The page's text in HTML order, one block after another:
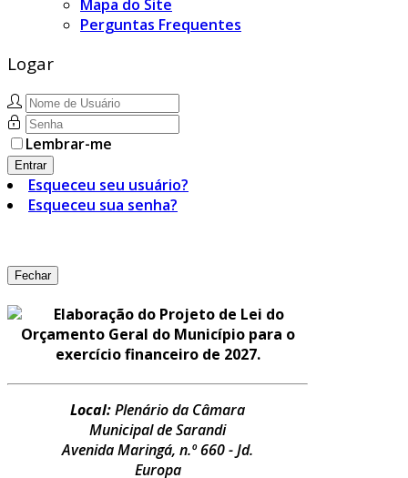
Mapa do Site
Perguntas Frequentes
Logar
Lembrar-me
Entrar
Esqueceu seu usuário?
Esqueceu sua senha?
Fechar
Elaboração do Projeto de Lei do
Orçamento Geral do Município para o
exercício financeiro de 2027.
Local:Plenário da Câmara
Municipal de Sarandi
Avenida Maringá, n.º 660 - Jd.
Europa